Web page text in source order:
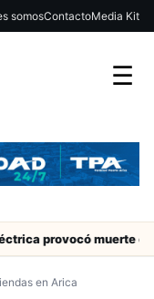
somosContactoMedia Kit
☰
muerte de
en Arica